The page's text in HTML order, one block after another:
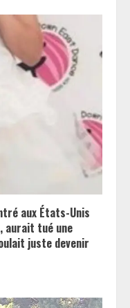
aux États-Unis
aurait tué une
juste devenir